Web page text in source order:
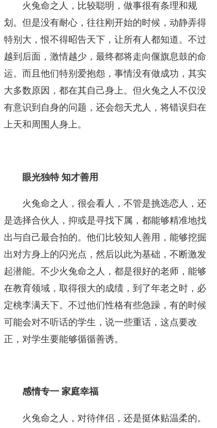
火兔命之人，比较聪明，做事很有条理和规
划。但是没有耐心，往往刚开始的时候，动静弄得
特别大，恨不得昭告天下，让所有人都知道。不过
越到后面，激情越少，最终都将走向偃旗息鼓的命
运。而且他们特别爱抱怨，事情没有做成功，其实
大多数原因，都在其自己身上。但火兔之人不仅没
有意识到自身的问题，还会怨天尤人，将错误归在
上天和周围人身上。
眼光独特 知才善用
火兔命之人，很会看人，不管是挑选恋人，还
是选择合伙人，抑或是寻找下属，都能够精准地找
出与自己最合拍的。他们比较知人善用，能够挖掘
出对方身上的闪光点，然后以此为基础，不断激发
起潜能。不少火兔命之人，都是很好的老师，能够
在教育领域，取得很大的成绩，到了年老之时，必
定桃李满天下。不过他们性格有些急躁，有的时候
可能会对不听话的学生，说一些重话，这点要改
正，对学生要能够循循善诱。
感情专一 家庭幸福
火兔命之人，对待伴侣，还是挺体贴温柔的。